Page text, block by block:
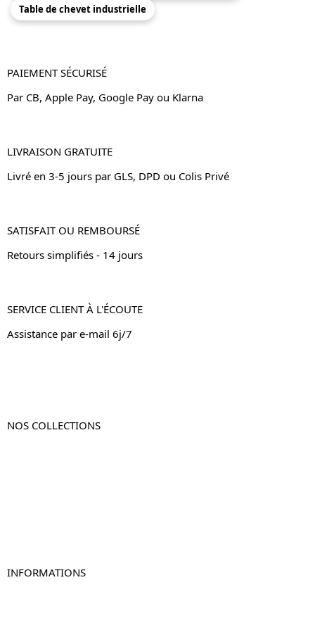
Table de chevet industrielle
PAIEMENT SÉCURISÉ
Par CB, Apple Pay, Google Pay ou Klarna
LIVRAISON GRATUITE
Livré en 3-5 jours par GLS, DPD ou Colis Privé
SATISFAIT OU REMBOURSÉ
Retours simplifiés - 14 jours
SERVICE CLIENT À L'ÉCOUTE
Assistance par e-mail 6j/7
NOS COLLECTIONS
INFORMATIONS